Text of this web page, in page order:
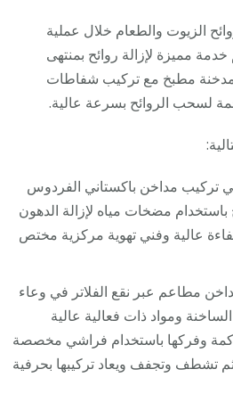
الزيوت والطعام خلال عملية
مميزة لإزالة روائح بمنتهى
مطبخ مع تركيب شفاطات
لسحب الروائح بسرعة عالية.
تركيب مداخن باكستاني الفردوس
مضخات مياه لإزالة الدهون
عالية وفني تهوية مركزية مختص
مطاعم عبر نقع الفلاتر في وعاء
ومواد ذات فعالية عالية
وفركها باستخدام فراشي مخصصة
تشطف وتجفف ويعاد تركيبها بحرفية